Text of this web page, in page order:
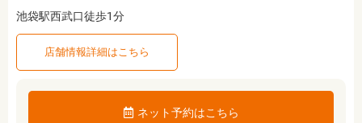
池袋駅西武口徒歩1分
店舗情報詳細はこちら
ネット予約はこちら